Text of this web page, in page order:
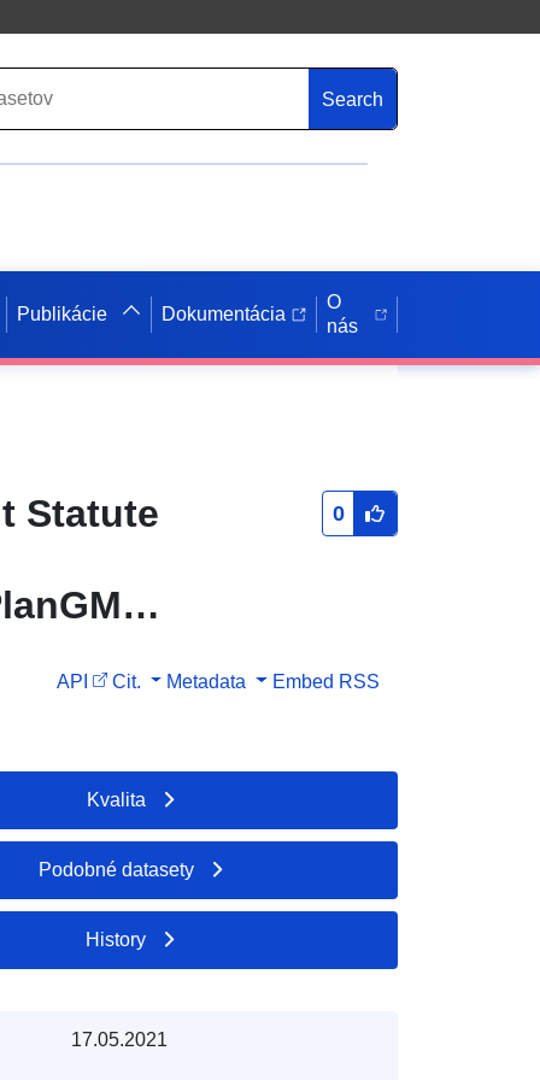
Search
Publikácie Dokumentácia
O
nás
Statute
0
API Cit. Metadata Embed RSS
Kvalita
Podobné datasety
History
17.05.2021